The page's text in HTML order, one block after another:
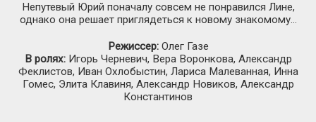
Непутевый Юрий поначалу совсем не понравился Лине,
однако она решает приглядеться к новому знакомому...
Режиссер:Олег Газе
В ролях: Игорь Черневич, Вера Воронкова, Александр
Феклистов, Иван Охлобыстин, Лариса Малеванная, Инна
Гомес, Элита Клавиня, Александр Новиков, Александр
Константинов